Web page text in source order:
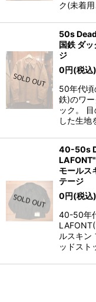
ク(未着
50s
国鉄 ダ
ジ
0円(税込)
50年代頃
鉄)のワ
ック。
した生地
40-50s
モールス
テージ
0円(税込)
40-50年
ルスキン
ッドスト